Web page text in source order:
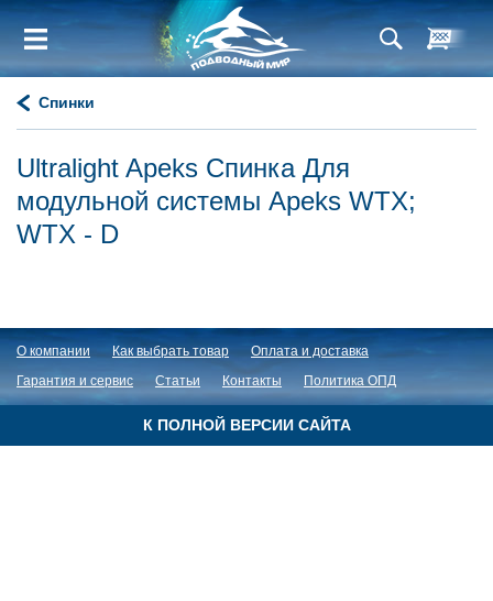
Спинки
Ultralight Apeks Спинка Для
модульной системы Apeks WTX;
WTX - D
О компании Как выбрать товар
Оплата и доставка
Гарантия и сервис
Статьи Контакты Политика ОПД
К ПОЛНОЙ ВЕРСИИ САЙТА